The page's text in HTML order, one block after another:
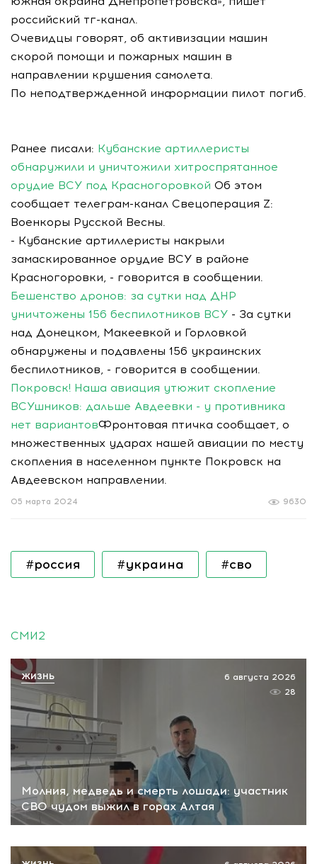
российский тг-канал.
Очевидцы говорят, об активизации машин
скорой помощи и пожарных машин в
направлении крушения самолета.
По неподтвержденной информации пилот погиб.
Ранее писали: Кубанские артиллеристы
обнаружили и уничтожили хитроспрятанное
орудие ВСУ под Красногоровкой Об этом
сообщает телеграм-канал Свецоперация Z:
Военкоры Русской Весны.
- Кубанские артиллеристы накрыли
замаскированное орудие ВСУ в районе
Красногоровки, - говорится в сообщении.
Бешенство дронов: за сутки над ДНР
уничтожены 156 беспилотников ВСУ - За сутки
над Донецком, Макеевкой и Горловкой
обнаружены и подавлены 156 украинских
беспилотников, - говорится в сообщении.
Покровск! Наша авиация утюжит скопление
ВСУшников: дальше Авдеевки - у противника
нет вариантовФронтовая птичка сообщает, о
множественных ударах нашей авиации по месту
скопления в населенном пункте Покровск на
Авдеевском направлении.
9630
05 марта 2024
#россия #украина #сво
СМИ2
Молния, медведь и смерть лошади: участник
СВО чудом выжил в горах Алтая
6 августа 2026
28
ЖИЗНЬ